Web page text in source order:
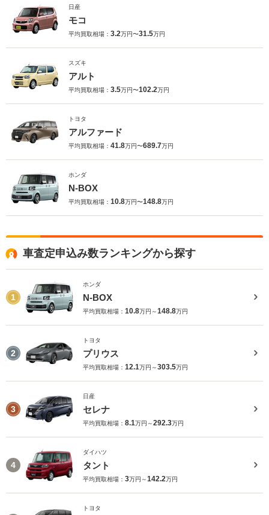
日産
モコ
平均買取相場： 3.2万円〜31.5万円
スズキ
アルト
平均買取相場： 3.5万円〜102.2万円
トヨタ
アルファード
平均買取相場： 41.8万円〜689.7万円
ホンダ
N-BOX
平均買取相場： 10.8万円〜148.8万円
車査定申込み数ランキングから探す
1
ホンダ
N-BOX
平均買取相場： 10.8万円～148.8万円
2
トヨタ
プリウス
平均買取相場： 12.1万円～303.5万円
3
日産
セレナ
平均買取相場： 8.1万円～292.3万円
4
ダイハツ
タント
平均買取相場： 3万円～142.2万円
トヨタ